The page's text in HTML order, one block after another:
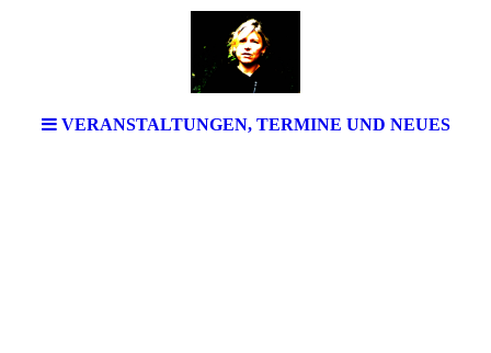
VERANSTALTUNGEN, TERMINE UND NEUES